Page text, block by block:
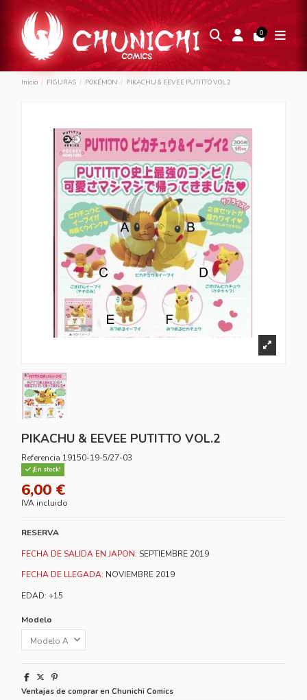
0
Inicio FIGURAS POKÉMON PIKACHU & EEVEE PUTITTO VOL.2
PIKACHU & EEVEE PUTITTO VOL.2
Referencia 19150-19-5/27-03
¡En stock!
6,00 €
IVA incluido
RESERVA
FECHA DE SALIDA EN JAPON: SEPTIEMBRE 2019
FECHA DE LLEGADA: NOVIEMBRE 2019
EDAD: +15
Modelo
Ventajas de comprar en Chunichi Comics